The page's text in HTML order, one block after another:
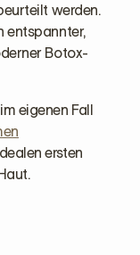
werden.
entspannter,
Botox-
eigenen Fall
ersten